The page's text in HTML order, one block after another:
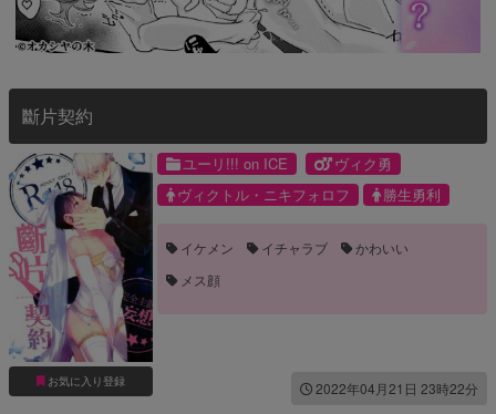
斷片契約
お気に入り登録
ユーリ!!! on ICE
ヴィク勇
ヴィクトル・ニキフォロフ
勝生勇利
イケメン イチャラブ
かわいい
メス顔
2022年04月21日 23時22分